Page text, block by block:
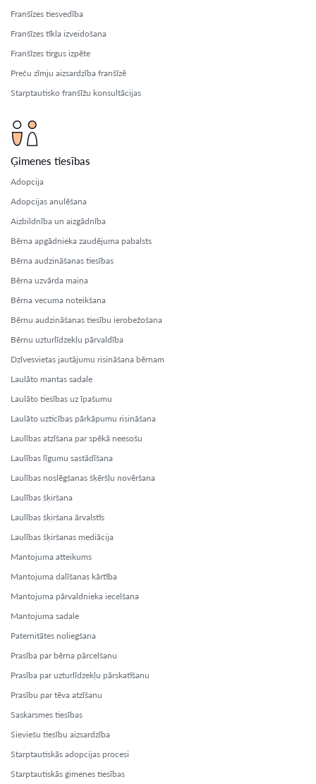
Franšīzes tiesvedība
Franšīzes tīkla izveidošana
Franšīzes tirgus izpēte
Preču zīmju aizsardzība franšīzē
Starptautisko franšīžu konsultācijas
Ģimenes tiesības
Adopcija
Adopcijas anulēšana
Aizbildnība un aizgādnība
Bērna apgādnieka zaudējuma pabalsts
Bērna audzināšanas tiesības
Bērna uzvārda maiņa
Bērna vecuma noteikšana
Bērnu audzināšanas tiesību ierobežošana
Bērnu uzturlīdzekļu pārvaldība
Dzīvesvietas jautājumu risināšana bērnam
Laulāto mantas sadale
Laulāto tiesības uz īpašumu
Laulāto uzticības pārkāpumu risināšana
Laulības atzīšana par spēkā neesošu
Laulības līgumu sastādīšana
Laulības noslēgšanas šķēršļu novēršana
Laulības šķiršana
Laulības šķiršana ārvalstīs
Laulības šķiršanas mediācija
Mantojuma atteikums
Mantojuma dalīšanas kārtība
Mantojuma pārvaldnieka iecelšana
Mantojuma sadale
Paternitātes noliegšana
Prasība par bērna pārcelšanu
Prasība par uzturlīdzekļu pārskatīšanu
Prasību par tēva atzīšanu
Saskarsmes tiesības
Sieviešu tiesību aizsardzība
Starptautiskās adopcijas procesi
Starptautiskās ģimenes tiesības